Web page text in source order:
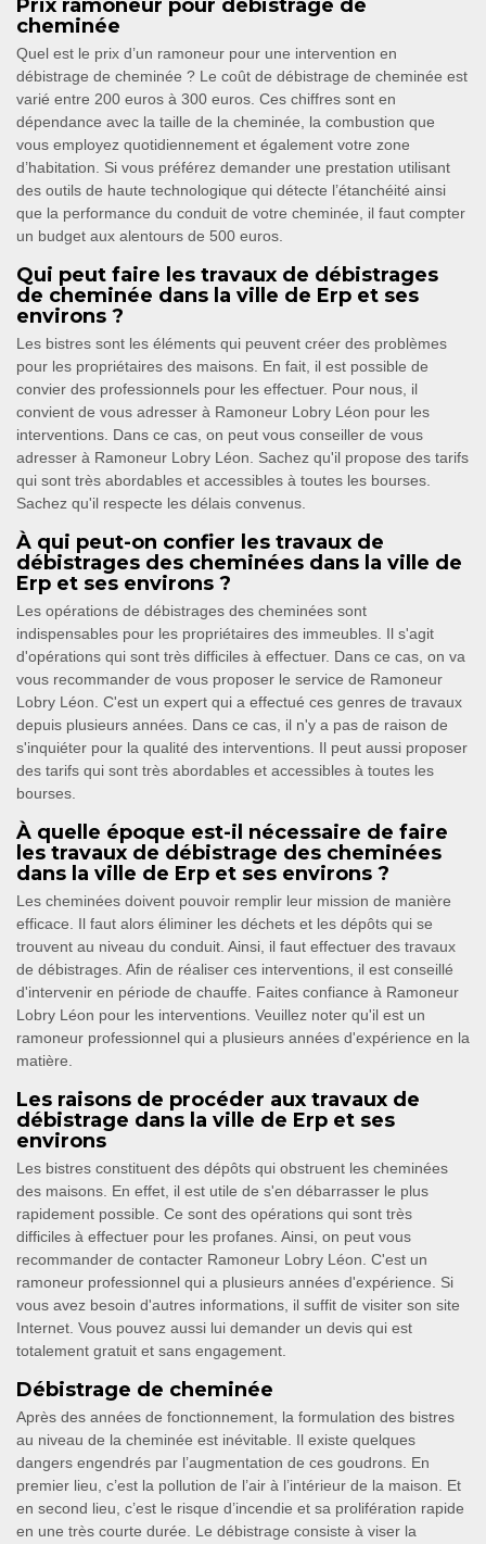
Prix ramoneur pour débistrage de
cheminée
Quel est le prix d’un ramoneur pour une intervention en
débistrage de cheminée ? Le coût de débistrage de cheminée est
varié entre 200 euros à 300 euros. Ces chiffres sont en
dépendance avec la taille de la cheminée, la combustion que
vous employez quotidiennement et également votre zone
d’habitation. Si vous préférez demander une prestation utilisant
des outils de haute technologique qui détecte l’étanchéité ainsi
que la performance du conduit de votre cheminée, il faut compter
un budget aux alentours de 500 euros.
Qui peut faire les travaux de débistrages
de cheminée dans la ville de Erp et ses
environs ?
Les bistres sont les éléments qui peuvent créer des problèmes
pour les propriétaires des maisons. En fait, il est possible de
convier des professionnels pour les effectuer. Pour nous, il
convient de vous adresser à Ramoneur Lobry Léon pour les
interventions. Dans ce cas, on peut vous conseiller de vous
adresser à Ramoneur Lobry Léon. Sachez qu'il propose des tarifs
qui sont très abordables et accessibles à toutes les bourses.
Sachez qu'il respecte les délais convenus.
À qui peut-on confier les travaux de
débistrages des cheminées dans la ville de
Erp et ses environs ?
Les opérations de débistrages des cheminées sont
indispensables pour les propriétaires des immeubles. Il s'agit
d'opérations qui sont très difficiles à effectuer. Dans ce cas, on va
vous recommander de vous proposer le service de Ramoneur
Lobry Léon. C'est un expert qui a effectué ces genres de travaux
depuis plusieurs années. Dans ce cas, il n'y a pas de raison de
s'inquiéter pour la qualité des interventions. Il peut aussi proposer
des tarifs qui sont très abordables et accessibles à toutes les
bourses.
À quelle époque est-il nécessaire de faire
les travaux de débistrage des cheminées
dans la ville de Erp et ses environs ?
Les cheminées doivent pouvoir remplir leur mission de manière
efficace. Il faut alors éliminer les déchets et les dépôts qui se
trouvent au niveau du conduit. Ainsi, il faut effectuer des travaux
de débistrages. Afin de réaliser ces interventions, il est conseillé
d'intervenir en période de chauffe. Faites confiance à Ramoneur
Lobry Léon pour les interventions. Veuillez noter qu'il est un
ramoneur professionnel qui a plusieurs années d'expérience en la
matière.
Les raisons de procéder aux travaux de
débistrage dans la ville de Erp et ses
environs
Les bistres constituent des dépôts qui obstruent les cheminées
des maisons. En effet, il est utile de s'en débarrasser le plus
rapidement possible. Ce sont des opérations qui sont très
difficiles à effectuer pour les profanes. Ainsi, on peut vous
recommander de contacter Ramoneur Lobry Léon. C'est un
ramoneur professionnel qui a plusieurs années d'expérience. Si
vous avez besoin d'autres informations, il suffit de visiter son site
Internet. Vous pouvez aussi lui demander un devis qui est
totalement gratuit et sans engagement.
Débistrage de cheminée
Après des années de fonctionnement, la formulation des bistres
au niveau de la cheminée est inévitable. Il existe quelques
dangers engendrés par l’augmentation de ces goudrons. En
premier lieu, c’est la pollution de l’air à l’intérieur de la maison. Et
en second lieu, c’est le risque d’incendie et sa prolifération rapide
en une très courte durée. Le débistrage consiste à viser la